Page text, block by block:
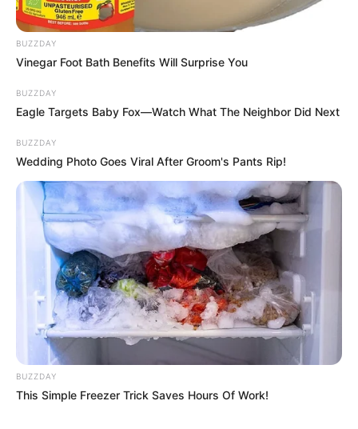
BUZZDAY
Vinegar Foot Bath Benefits Will Surprise You
BUZZDAY
Eagle Targets Baby Fox—Watch What The Neighbor Did Next
BUZZDAY
Wedding Photo Goes Viral After Groom's Pants Rip!
BUZZDAY
This Simple Freezer Trick Saves Hours Of Work!